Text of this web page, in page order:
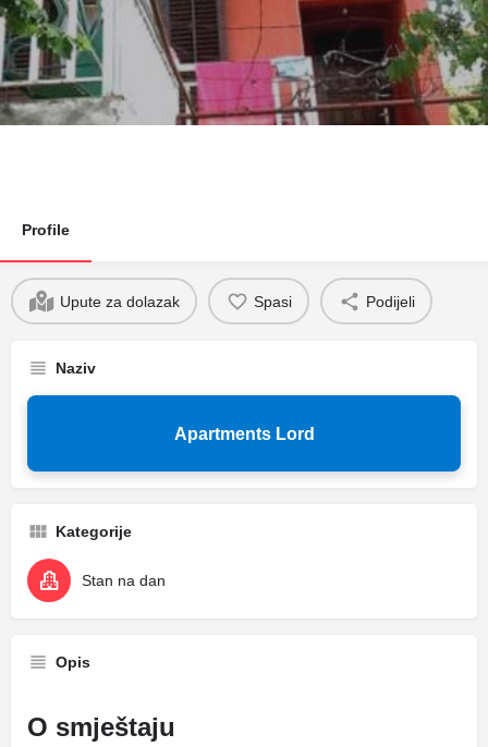
Profile
Upute za dolazak Spasi Podijeli
Naziv
Apartments Lord
Kategorije
Stan na dan
Opis
O smještaju